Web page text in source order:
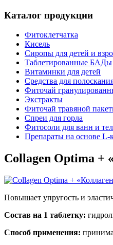
Каталог продукции
Фитоклетчатка
Кисель
Сиропы для детей и
Таблетированные БАДы
Витаминки для детей
Средства для
Фиточай
Экстракты
Фиточай травяной
Спреи для горла
Фитосоли для ванн и
Препараты на основе L-
Collagen Optima +
Повышает упругость и
Состав на 1 таблетку:
Способ применения: